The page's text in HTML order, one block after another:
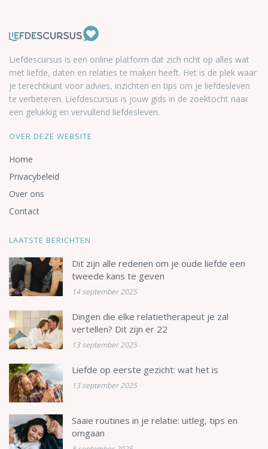
Liefdescursus is een online platform dat zich richt op alles wat
met liefde, daten en relaties te maken heeft. Het is de plek waar
je terechtkunt voor advies, inzichten en tips om je liefdesleven
te verbeteren. Liefdescursus is jouw gids in de zoektocht naar
een gelukkig en vervullend liefdesleven.
OVER DEZE WEBSITE
Home
Privacybeleid
Over ons
Contact
LAATSTE BERICHTEN
Dit zijn alle redenen om je oude liefde een
tweede kans te geven
14 september 2025
Dingen die elke relatietherapeut je zal
vertellen? Dit zijn er 22
13 september 2025
Liefde op eerste gezicht: wat het is
13 september 2025
Saaie routines in je relatie: uitleg, tips en
omgaan